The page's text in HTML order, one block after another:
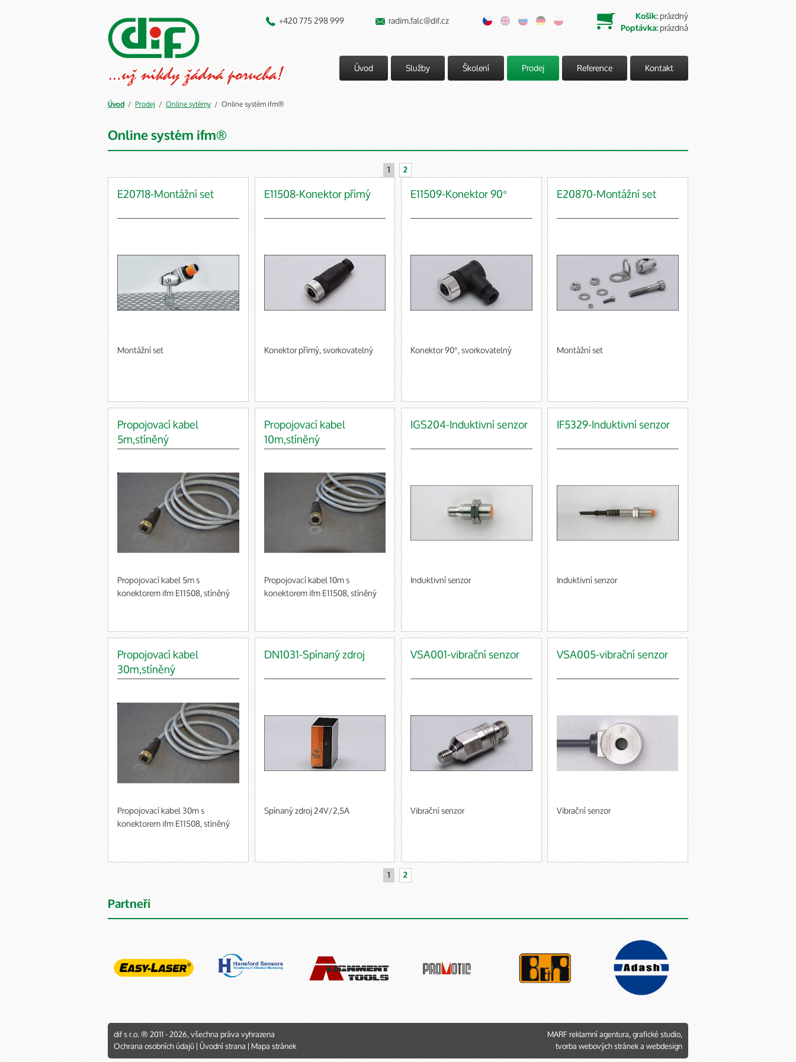
+420 775 298 999  radim.falc@dif.cz  Košík:prázdný
Poptávka:prázdná
Úvod Služby Školení Prodej Reference Kontakt
Úvod/Prodej/Online sytémy/ Online systém ifm®
Online systém ifm®
1 2
E20718-Montážní set
Montážní set
E11508-Konektor přímý
Konektor přímý, svorkovatelný
E11509-Konektor 90°
Konektor 90°, svorkovatelný
E20870-Montážní set
Montážní set
Propojovací kabel
5m,stíněný
Propojovací kabel 5m s
konektorem ifm E11508, stíněný
Propojovací kabel
10m,stíněný
Propojovací kabel 10m s
konektorem ifm E11508, stíněný
IGS204-Induktivní senzor
Induktivní senzor
IF5329-Induktivní senzor
Induktivní senzor
Propojovací kabel
30m,stíněný
Propojovací kabel 30m s
konektorem ifm E11508, stíněný
DN1031-Spínaný zdroj
Spínaný zdroj 24V/2,5A
VSA001-vibrační senzor
Vibrační senzor
VSA005-vibrační senzor
Vibrační senzor
1 2
Partneři
dif s r.o. ® 2011 - 2026, všechna práva vyhrazena
Ochrana osobních údajů|Úvodní strana|Mapa stránek
MARFreklamní agentura,grafické studio,
tvorba webových stránekawebdesign